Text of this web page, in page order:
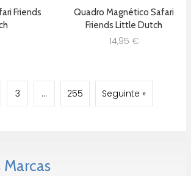
Friends
Quadro Magnético Safari
Friends Little Dutch
14,95 €
3 … 255 Seguinte »
Marcas